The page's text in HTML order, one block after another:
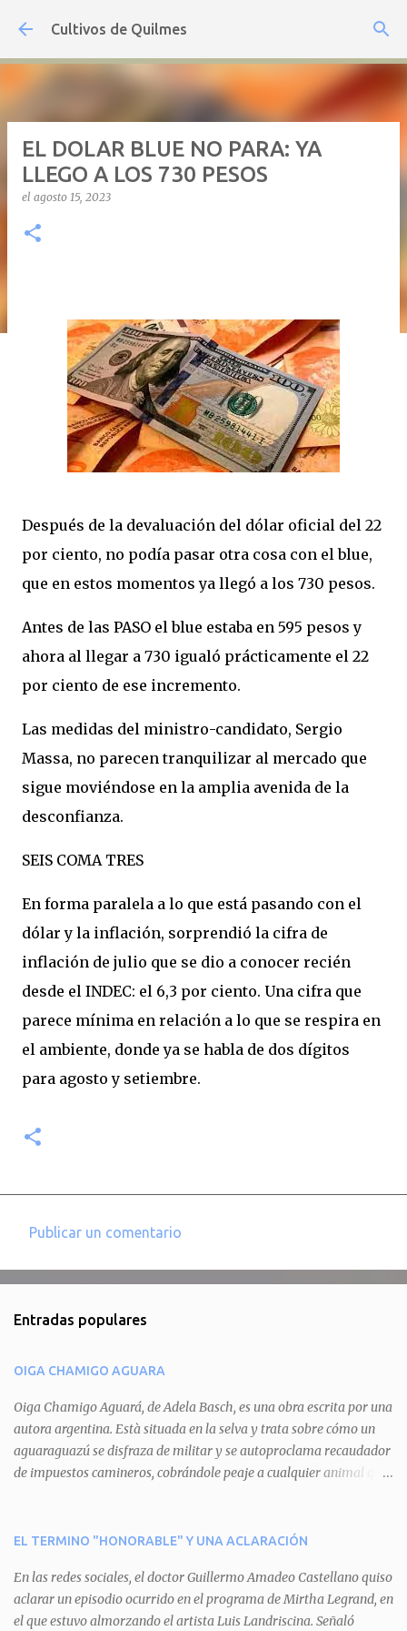
Ir al contenido principal
Cultivos de Quilmes
EL DOLAR BLUE NO PARA: YA
LLEGO A LOS 730 PESOS
el agosto 15, 2023
Después de la devaluación del dólar oficial del 22
por ciento, no podía pasar otra cosa con el blue,
que en estos momentos ya llegó a los 730 pesos.
Antes de las PASO el blue estaba en 595 pesos y
ahora al llegar a 730 igualó prácticamente el 22
por ciento de ese incremento.
Las medidas del ministro-candidato, Sergio
Massa, no parecen tranquilizar al mercado que
sigue moviéndose en la amplia avenida de la
desconfianza.
SEIS COMA TRES
En forma paralela a lo que está pasando con el
dólar y la inflación, sorprendió la cifra de
inflación de julio que se dio a conocer recién
desde el INDEC: el 6,3 por ciento. Una cifra que
parece mínima en relación a lo que se respira en
el ambiente, donde ya se habla de dos dígitos
para agosto y setiembre.
e
t
a
r
i
o
Publicar un comentario
Entradas populares
OIGA CHAMIGO AGUARA
Oiga Chamigo Aguará, de Adela Basch, es una obra escrita por una
autora argentina. Està situada en la selva y trata sobre cómo un
aguaraguazú se disfraza de militar y se autoproclama recaudador
de impuestos camineros, cobrándole peaje a cualquier animal que
aguará le provoca. De igual manera pasa con Tatú, el armadillo.
del aguará y pasa sin pagar. Por último, Tui, la cotorra, deja
expuesta la mentira del aguará y arenga a los otros tres
personajes a unirse para enfrentarlo. Finalmente, terminan por
EL TERMINO "HONORABLE" Y UNA ACLARACIÓN
En las redes sociales, el doctor Guillermo Amadeo Castellano quiso
aclarar un episodio ocurrido en el programa de Mirtha Legrand, en
el que estuvo almorzando el artista Luis Landriscina. Señaló